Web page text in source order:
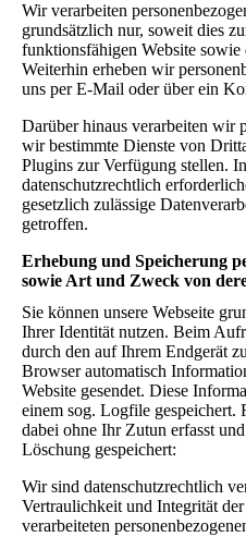
Wir verarbeiten
grundsätzlich nur, soweit dies
funktionsfähigen Website
Weiterhin erheben wir
uns per E-Mail oder über ein
Darüber hinaus verarbeiten wir
wir bestimmte Dienste von
Plugins zur Verfügung stellen.
datenschutzrechtlich
gesetzlich zulässige
getroffen.
Erhebung und Speicherung
sowie Art und Zweck von
Sie können unsere Webseite
Ihrer Identität nutzen. Beim
durch den auf Ihrem Endgerät
Browser automatisch
Website gesendet. Diese
einem sog. Logfile gespeichert.
dabei ohne Ihr Zutun erfasst
Löschung gespeichert:
Wir sind datenschutzrechtlich
Vertraulichkeit und Integrität
verarbeiteten